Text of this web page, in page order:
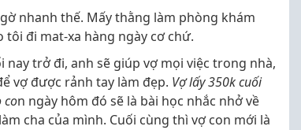
nhanh thế. Mấy thằng làm phòng khám
đi mat-xa hàng ngày cơ chứ.
trở đi, anh sẽ giúp vợ mọi việc trong nhà,
vợ được rảnh tay làm đẹp. Vợ lấy 350k cuối
con ngày hôm đó sẽ là bài học nhắc nhở về
cha của mình. Cuối cùng thì vợ con mới là